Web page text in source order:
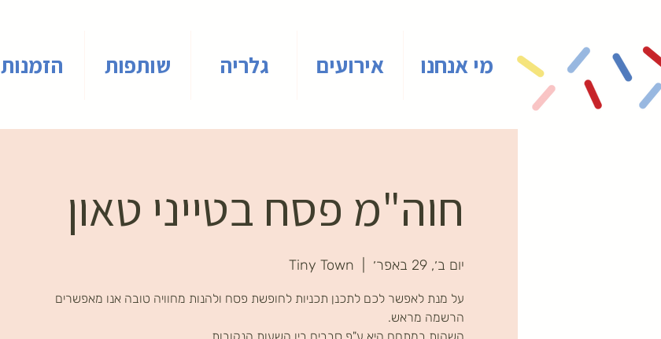
מי אנחנו אירועים גלריה שותפות הזמנות
חוה"מ פסח בטייני טאון
יום ב׳, 29 באפר׳ Tiny Town
על מנת לאפשר לכם לתכנן תכניות לחופשת פסח ולהנות מחוויה טובה אנו מאפשרים